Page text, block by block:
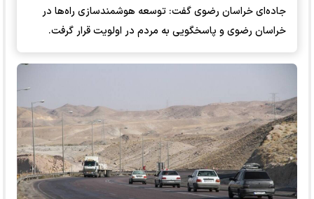
جاده‌ای خراسان رضوی گفت: توسعه هوشمندسازی راه‌ها در
خراسان رضوی و پاسخگویی به مردم در اولویت قرار گرفت.